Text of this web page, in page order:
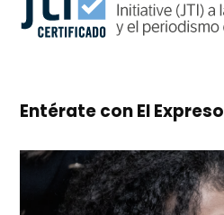
Entérate con El Expreso